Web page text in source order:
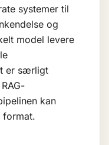
systemer til
og
model levere
er særligt
RAG-
kan
format.